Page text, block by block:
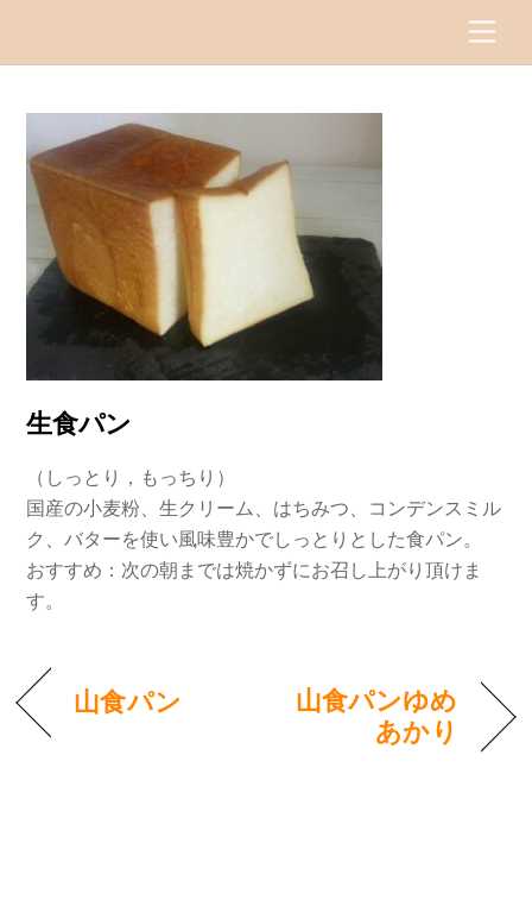
生食パン
（しっとり，もっちり）
国産の小麦粉、生クリーム、はちみつ、コンデンスミル
ク、バターを使い風味豊かでしっとりとした食パン。
おすすめ：次の朝までは焼かずにお召し上がり頂けま
す。
山食パン
山食パンゆめ
あかり